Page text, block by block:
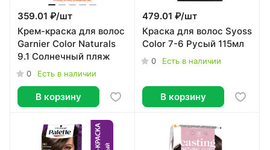
359.01 ₽/шт
Крем-краска для волос
Garnier Color Naturals
9.1 Солнечный пляж
0 Есть в наличии
В корзину
479.01 ₽/шт
Краска для волос Syoss
Color 7-6 Русый 115мл
0 Есть в наличии
В корзину